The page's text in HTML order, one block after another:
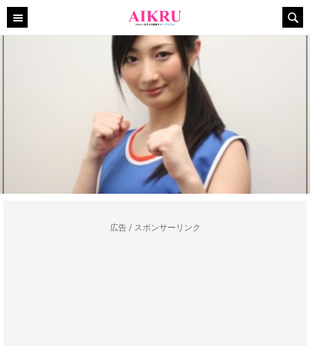
広告 / スポンサーリンク